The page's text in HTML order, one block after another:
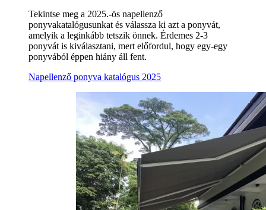
Tekintse meg a 2025.-ös napellenző
ponyvakatalógusunkat és válassza ki azt a ponyvát,
amelyik a leginkább tetszik önnek. Érdemes 2-3
ponyvát is kiválasztani, mert előfordul, hogy egy-egy
ponyvából éppen hiány áll fent.
Napellenző ponyva katalógus 2025